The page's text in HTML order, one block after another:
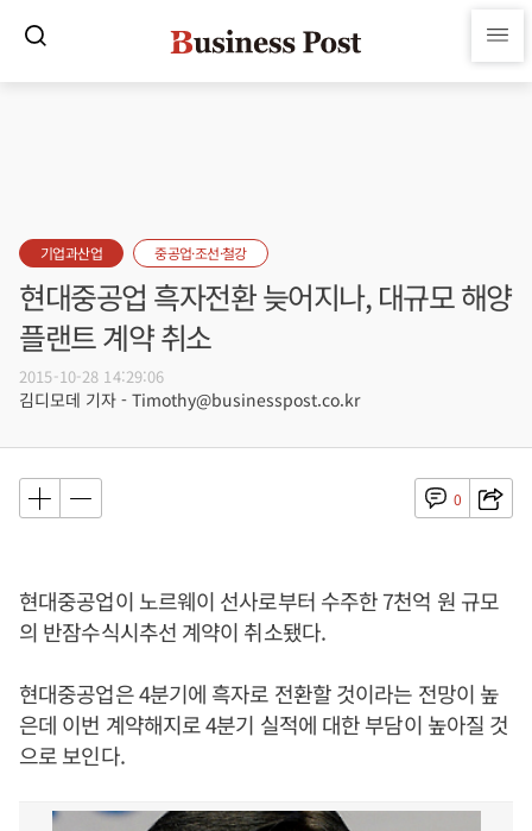
기업과산업 중공업·조선·철강
현대중공업 흑자전환 늦어지나, 대규모 해양
플랜트 계약 취소
2015-10-28 14:29:06
김디모데 기자 - Timothy@businesspost.co.kr
0
현대중공업이 노르웨이 선사로부터 수주한 7천억 원 규모
의 반잠수식시추선 계약이 취소됐다.
현대중공업은 4분기에 흑자로 전환할 것이라는 전망이 높
은데 이번 계약해지로 4분기 실적에 대한 부담이 높아질 것
으로 보인다.